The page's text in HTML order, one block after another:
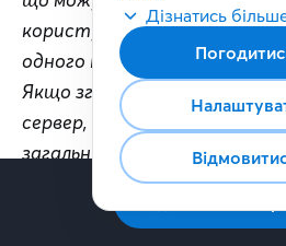
користування. Умови
одного підключення в
Якщо згодом Ви захочете
сервер, його вартість
загальних умовах. Кількість
підключення (окрім першого
умовах акції) не обмежена.
Дізнатись